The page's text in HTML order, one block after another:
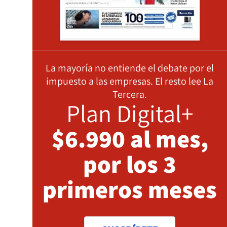
La mayoría no entiende el debate por el
impuesto a las empresas. El resto lee La
Tercera.
Plan Digital+
$6.990 al mes,
por los 3
primeros meses